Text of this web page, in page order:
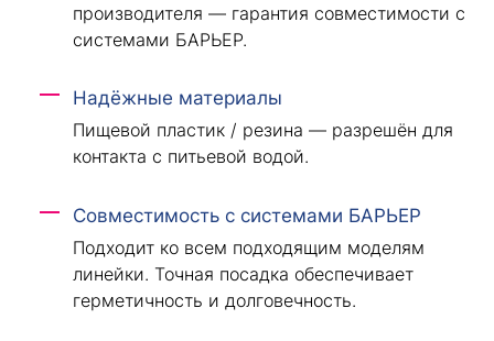
производителя — гарантия совместимости с
системами БАРЬЕР.
Надёжные материалы
Пищевой пластик / резина — разрешён для
контакта с питьевой водой.
Совместимость с системами БАРЬЕР
Подходит ко всем подходящим моделям
линейки. Точная посадка обеспечивает
герметичность и долговечность.